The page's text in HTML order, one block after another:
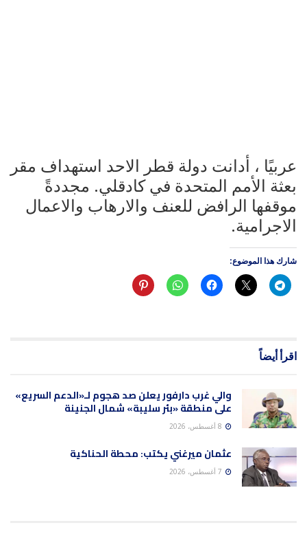
عربيًا ، أدانت دولة قطر الاحد استهداف مقر
بعثة الأمم المتحدة في كادقلي. مجددةً
موقفها الرافض للعنف والارهاب والاعمال
الاجرامية.
شارك هذا الموضوع:
اقرأ أيضاً
والي غرب دارفور يعلن صد هجوم لـ«الدعم السريع»
على منطقة «بئر سليبة» شمال الجنينة
عثمان ميرغني يكتب: محطة الحناكية